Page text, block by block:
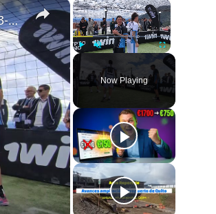
×
Unmute Fullscreen
Now Playing
×
Colombia: Bogota skyscraper hosts record-breaking 3-on-3 football match.